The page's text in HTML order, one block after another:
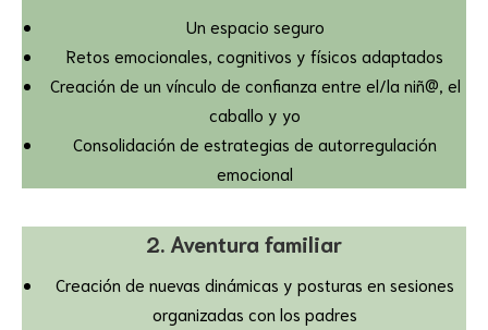
Un espacio seguro
Retos emocionales, cognitivos y físicos adaptados
Creación de un vínculo de confianza entre el/la niñ@, el
caballo y yo
Consolidación de estrategias de autorregulación
emocional
2. Aventura familiar
Creación de nuevas dinámicas y posturas en sesiones
organizadas con los padres